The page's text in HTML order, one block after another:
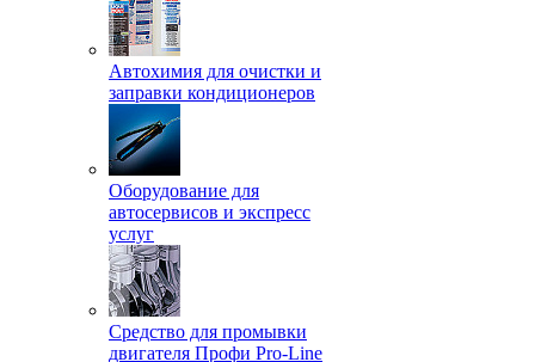
Автохимия для очистки и
заправки кондиционеров
Оборудование для
автосервисов и экспресс
услуг
Средство для промывки
двигателя Профи Pro-Line